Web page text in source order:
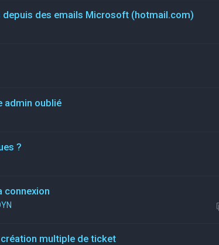
des emails Microsoft (hotmail.com)
admin oublié
?
connexion
multiple de ticket